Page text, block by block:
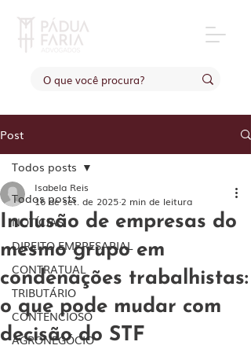
Post
Todos posts
NOTÍCIAS
DIREITO EMPRESARIAL
CONTRATUAL
TRIBUTÁRIO
CONTENCIOSO
AGRONEGÓCIO
Todos posts
Inclusão de empresas do
mesmo grupo em
condenações trabalhistas:
o que pode mudar com
decisão do STF
Isabela Reis
16 de set. de 2025 2 min de leitura